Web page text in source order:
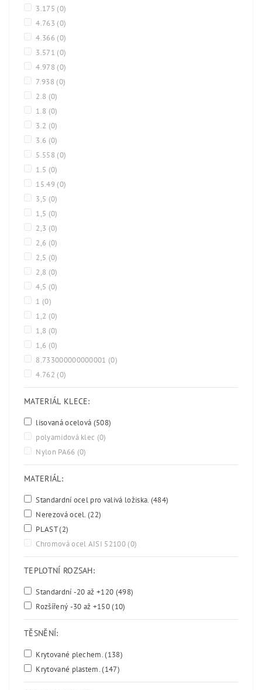
3.175 (0)
4.763 (0)
4.366 (0)
3.571 (0)
4.978 (0)
7.938 (0)
2.8 (0)
1.8 (0)
3.2 (0)
3.6 (0)
5.558 (0)
1.5 (0)
15.49 (0)
3,5 (0)
1,5 (0)
2,3 (0)
2,6 (0)
2,5 (0)
2,8 (0)
4,5 (0)
1 (0)
1,2 (0)
1,8 (0)
1,6 (0)
8.733000000000001 (0)
4.762 (0)
MATERIÁL KLECE:
lisovaná ocelová (508)
polyamidová klec (0)
Nylon PA66 (0)
MATERIÁL:
Standardní ocel pro valivá ložiska. (484)
Nerezová ocel.(22)
PLAST(2)
Chromová ocel AISI 52100 (0)
TEPLOTNÍ ROZSAH:
Standardní -20 až +120 (498)
Rozšířený -30 až +150(10)
TĚSNĚNÍ:
Krytované plechem.(138)
Krytované plastem.(147)